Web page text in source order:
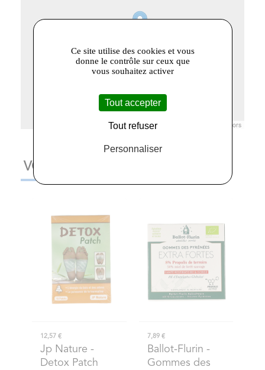
© Openstreetmap France | © contributors
VOUS AIMEREZ AUSSI
12,57 €
Jp Nature -
Detox Patch
7,89 €
Ballot-Flurin -
Gommes des
Ce site utilise des cookies et vous
donne le contrôle sur ceux que
vous souhaitez activer
Tout accepter
Tout refuser
Personnaliser